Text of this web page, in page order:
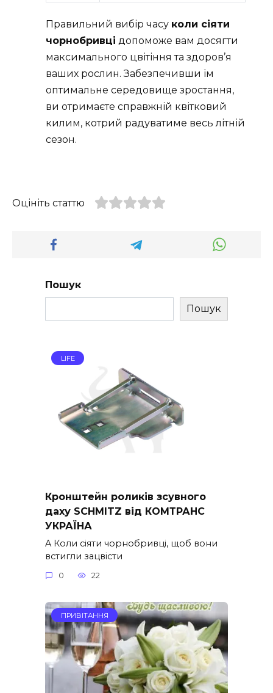
Правильний вибір часу коли сіяти
чорнобривці допоможе вам досягти
максимального цвітіння та здоров’я
ваших рослин. Забезпечивши їм
оптимальне середовище зростання,
ви отримаєте справжній квітковий
килим, котрий радуватиме весь літній
сезон.
Оцініть статтю
Пошук
Пошук
LIFE
Кронштейн роликів зсувного
даху SCHMITZ від КОМТРАНС
УКРАЇНА
A Коли сіяти чорнобривці, щоб вони
встигли зацвісти
0 22
ПРИВІТАННЯ